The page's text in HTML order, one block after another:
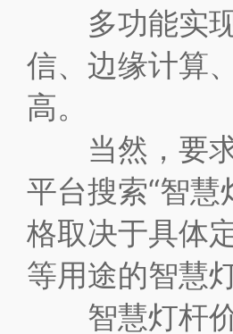
多功能实现
信、边缘计算
高。
当然，要求
平台搜索“智
格取决于具体
等用途的智慧
智慧灯杆价